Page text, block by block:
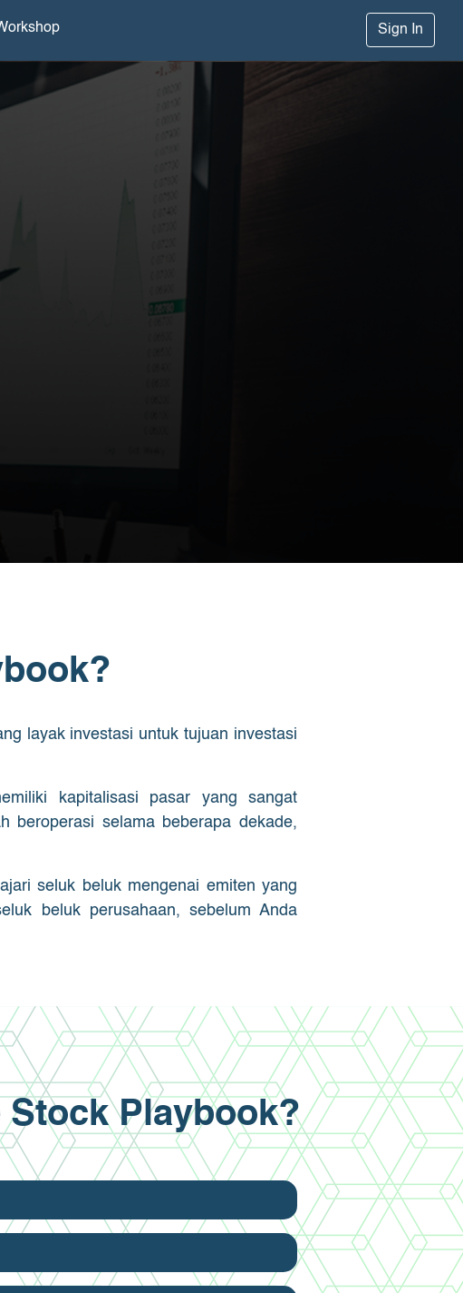
Sign In
layak investasi untuk tujuan investasi
kapitalisasi pasar yang sangat
beroperasi selama beberapa dekade,
seluk beluk mengenai emiten yang
beluk perusahaan, sebelum Anda
Stock Playbook?